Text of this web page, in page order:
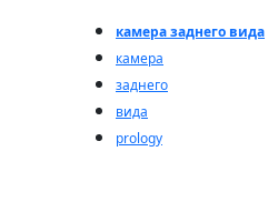
камера заднего вида
камера
заднего
вида
prology